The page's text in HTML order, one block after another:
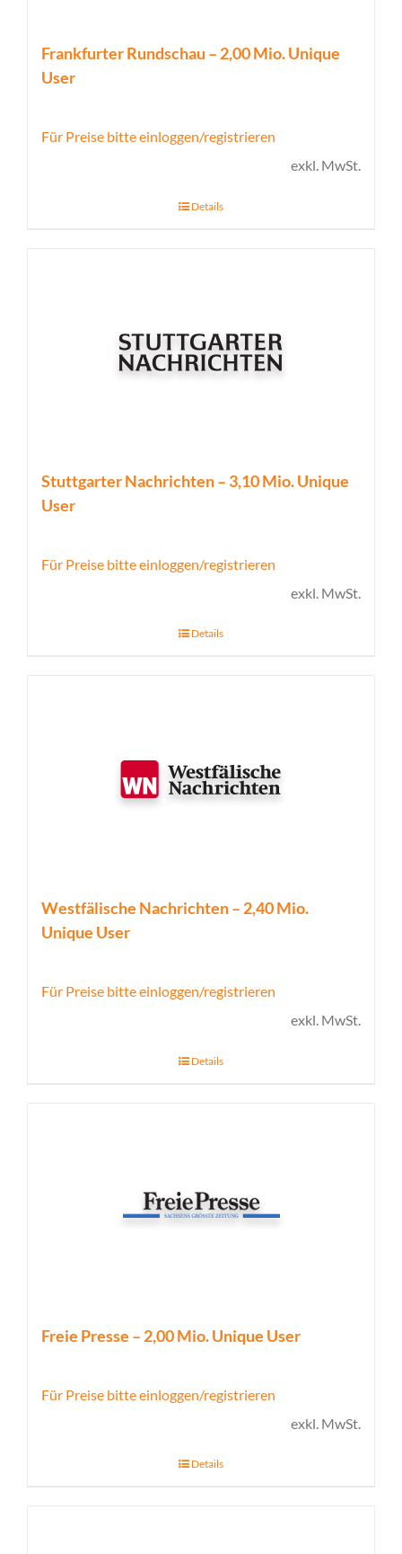
Frankfurter Rundschau – 2,00 Mio. Unique
User
Für Preise bitte einloggen/registrieren
exkl. MwSt.
Details
Stuttgarter Nachrichten – 3,10 Mio. Unique
User
Für Preise bitte einloggen/registrieren
exkl. MwSt.
Details
Westfälische Nachrichten – 2,40 Mio.
Unique User
Für Preise bitte einloggen/registrieren
exkl. MwSt.
Details
Freie Presse – 2,00 Mio. Unique User
Für Preise bitte einloggen/registrieren
exkl. MwSt.
Details